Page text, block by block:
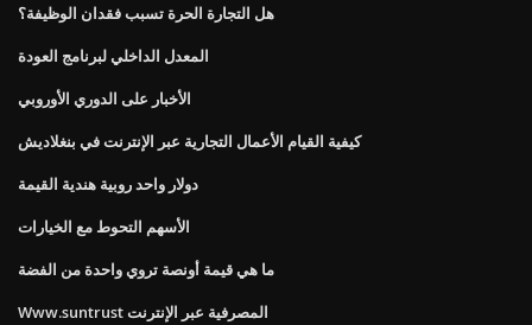
هل التجارة الحرة تسبب فقدان الوظيفة؟
المعدل الداخلي لبرنامج العودة
الأخبار على الدوري الأوروبي
كيفية القيام الأعمال التجارية عبر الإنترنت في بنغلاديش
دولار واحد روبية هندية القيمة
الأسهم التحوط مع الخيارات
ما هي قيمة أونصة تروي واحدة من الفضة
Www.suntrust المصرفية عبر الإنترنت